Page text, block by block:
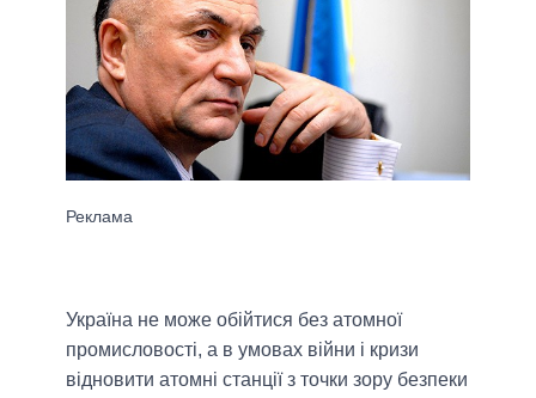
Україна не може обійтися без атомної
промисловості, а в умовах війни і кризи
відновити атомні станції з точки зору безпеки